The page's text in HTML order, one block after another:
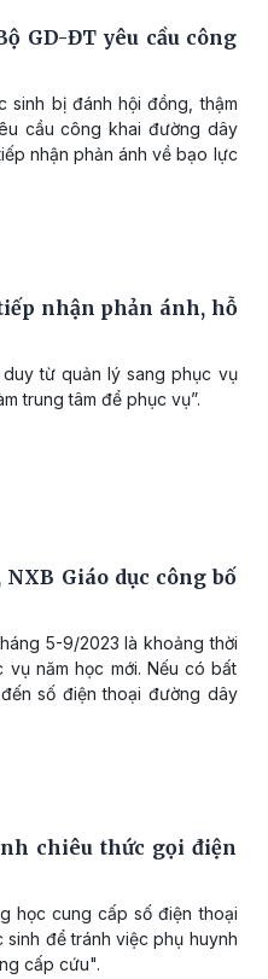
GD-ĐT yêu cầu công
sinh bị đánh hội đồng, thậm
cầu công khai đường dây
nhận phản ánh về bạo lực
nhận phản ánh, hỗ
từ quản lý sang phục vụ
trung tâm để phục vụ”.
Giáo dục công bố
5-9/2023 là khoảng thời
năm học mới. Nếu có bất
số điện thoại đường dây
chiêu thức gọi điện
học cung cấp số điện thoại
để tránh việc phụ huynh
cấp cứu".